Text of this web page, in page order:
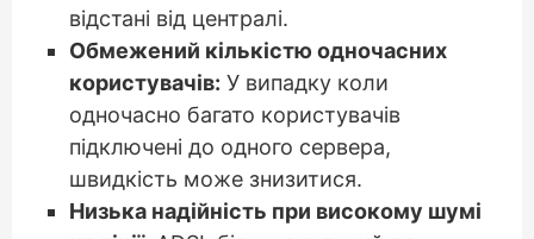
відстані від централі.
Обмежений кількістю одночасних
користувачів: У випадку коли
одночасно багато користувачів
підключені до одного сервера,
швидкість може знизитися.
Низька надійність при високому шумі